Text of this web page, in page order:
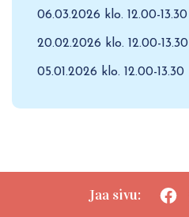
06.03.2026 klo. 12.00-13.30
20.02.2026 klo. 12.00-13.30
05.01.2026 klo. 12.00-13.30
Jaa sivu: